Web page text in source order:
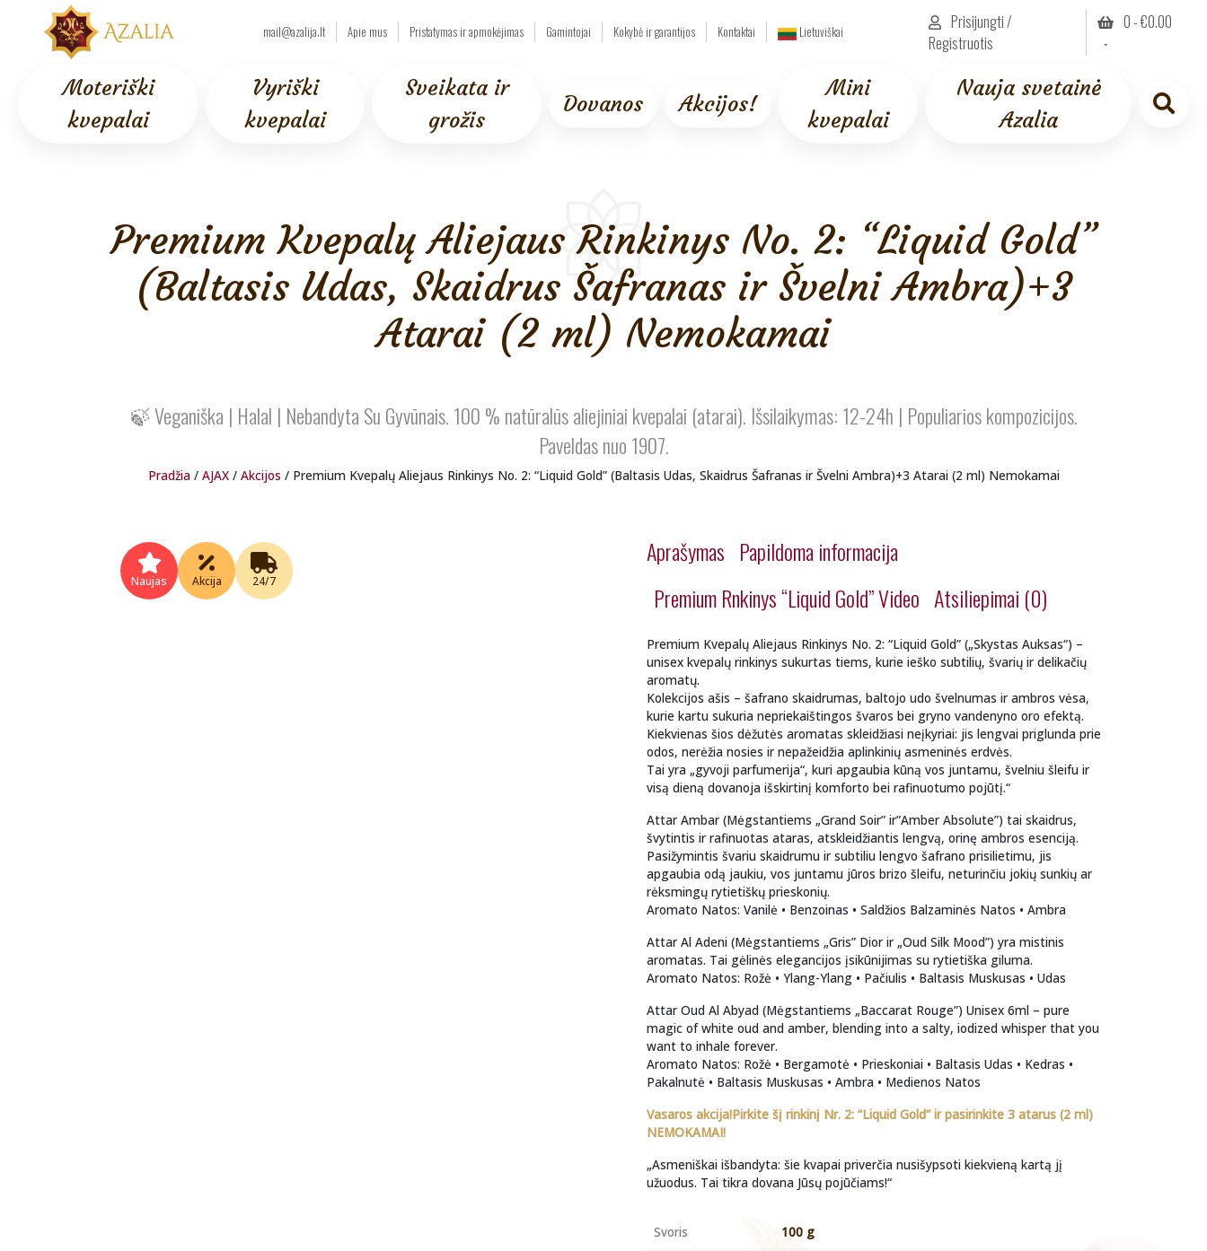
mail@azalija.lt Apie mus Pristatymas ir apmokėjimas Gamintojai Kokybė ir garantijos Kontaktai Lietuviškai
Prisijungti /
Registruotis
0 -€0.00
Moteriški
kvepalai
Vyriški
kvepalai
Sveikata ir
grožis
Dovanos Akcijos!
Mini
kvepalai
Nauja svetainė
Azalia
Premium Kvepalų Aliejaus Rinkinys No. 2: “Liquid Gold”
(Baltasis Udas, Skaidrus Šafranas ir Švelni Ambra)+3
Atarai (2 ml) Nemokamai
🍃 Veganiška | Halal | Nebandyta Su Gyvūnais. 100 % natūralūs aliejiniai kvepalai (atarai). Išsilaikymas: 12-24h | Populiarios kompozicijos.
Paveldas nuo 1907.
Pradžia/ AJAX/ Akcijos / Premium Kvepalų Aliejaus Rinkinys No. 2: “Liquid Gold” (Baltasis Udas, Skaidrus Šafranas ir Švelni Ambra)+3 Atarai (2 ml) Nemokamai
Naujas Akcija 24/7
Aprašymas Papildoma informacija
Premium Rnkinys “Liquid Gold” Video Atsiliepimai (0)
Premium Kvepalų Aliejaus Rinkinys No. 2: “Liquid Gold” („Skystas Auksas“) –
unisex kvepalų rinkinys sukurtas tiems, kurie ieško subtilių, švarių ir delikačių
aromatų.
Kolekcijos ašis – šafrano skaidrumas, baltojo udo švelnumas ir ambros vėsa,
kurie kartu sukuria nepriekaištingos švaros bei gryno vandenyno oro efektą.
Kiekvienas šios dėžutės aromatas skleidžiasi neįkyriai: jis lengvai priglunda prie
odos, nerėžia nosies ir nepažeidžia aplinkinių asmeninės erdvės.
Tai yra „gyvoji parfumerija“, kuri apgaubia kūną vos juntamu, švelniu šleifu ir
visą dieną dovanoja išskirtinį komforto bei rafinuotumo pojūtį.“
Attar Ambar (Mėgstantiems „Grand Soir” ir”Amber Absolute”) tai skaidrus,
švytintis ir rafinuotas ataras, atskleidžiantis lengvą, orinę ambros esenciją.
Pasižymintis švariu skaidrumu ir subtiliu lengvo šafrano prisilietimu, jis
apgaubia odą jaukiu, vos juntamu jūros brizo šleifu, neturinčiu jokių sunkių ar
rėksmingų rytietiškų prieskonių.
Aromato Natos: Vanilė • Benzoinas • Saldžios Balzaminės Natos • Ambra
Attar Al Adeni (Mėgstantiems „Gris” Dior ir „Oud Silk Mood”) yra mistinis
aromatas. Tai gėlinės elegancijos įsikūnijimas su rytietiška giluma.
Aromato Natos: Rožė • Ylang-Ylang • Pačiulis • Baltasis Muskusas • Udas
Attar Oud Al Abyad (Mėgstantiems „Baccarat Rouge”) Unisex 6ml – pure
magic of white oud and amber, blending into a salty, iodized whisper that you
want to inhale forever.
Aromato Natos: Rožė • Bergamotė • Prieskoniai • Baltasis Udas • Kedras •
Pakalnutė • Baltasis Muskusas • Ambra • Medienos Natos
Vasaros akcija!Pirkite šį rinkinį Nr. 2: “Liquid Gold” ir pasirinkite 3 atarus (2 ml)
NEMOKAMAI!
„Asmeniškai išbandyta: šie kvapai priverčia nusišypsoti kiekvieną kartą jį
užuodus. Tai tikra dovana Jūsų pojūčiams!“
Svoris
100 g